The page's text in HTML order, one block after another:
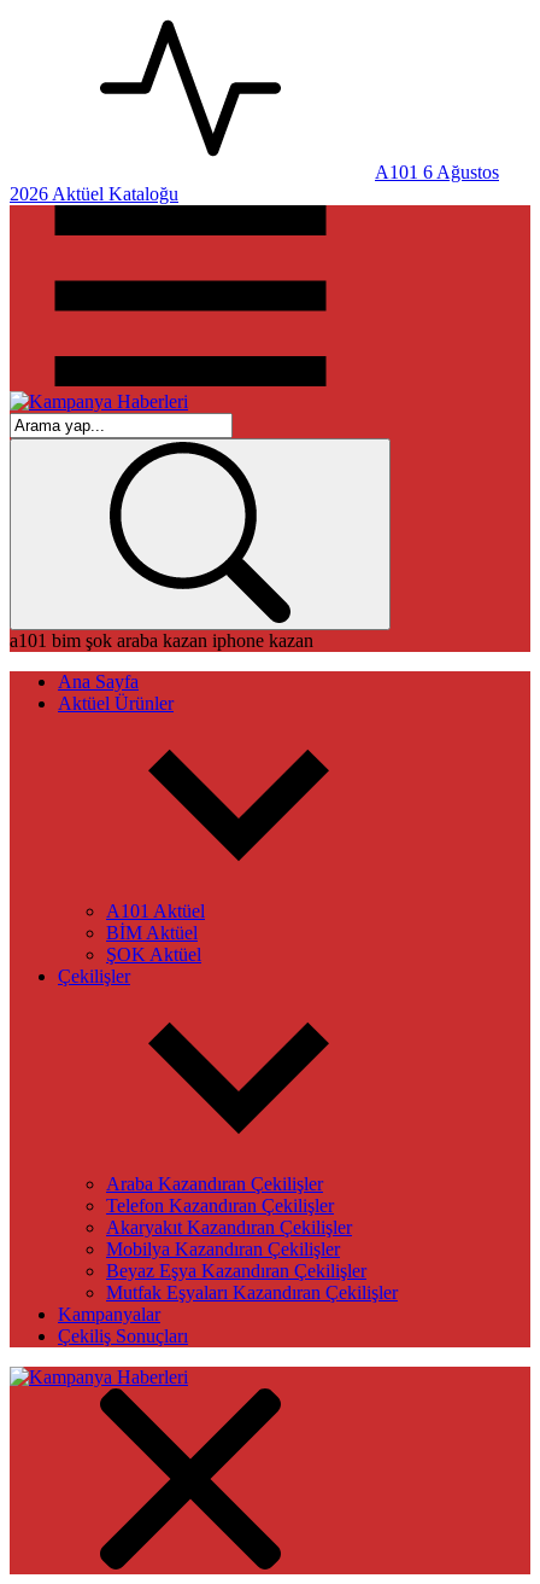
A101 6 Ağustos
2026 Aktüel Kataloğu
a101 bim şok araba kazan iphone kazan
Ana Sayfa
Aktüel Ürünler
A101 Aktüel
BİM Aktüel
ŞOK Aktüel
Çekilişler
Araba Kazandıran Çekilişler
Telefon Kazandıran Çekilişler
Akaryakıt Kazandıran Çekilişler
Mobilya Kazandıran Çekilişler
Beyaz Eşya Kazandıran Çekilişler
Mutfak Eşyaları Kazandıran Çekilişler
Kampanyalar
Çekiliş Sonuçları